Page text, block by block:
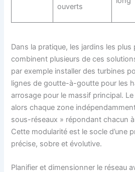
ouverts
Dans la pratique, les jardins les
combinent plusieurs de ces
par exemple installer des turbines
lignes de goutte-à-goutte pour les
arrosage pour le massif principal.
alors chaque zone
sous-réseaux » répondant chacun à
Cette modularité est le socle d’une
précise, sobre et évolutive.
Planifier et dimensionner le réseau